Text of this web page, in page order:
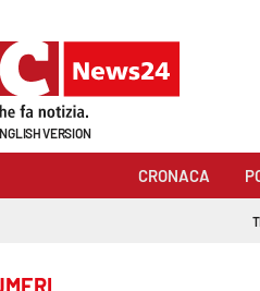
VERSION
CRONACA